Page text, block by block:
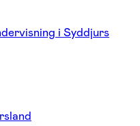
i Syddjurs